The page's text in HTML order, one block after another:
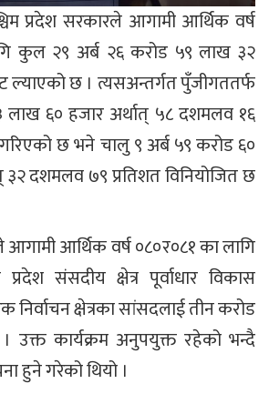
प्रदेश सरकारले आगामी आर्थिक वर्ष
कुल २९ अर्ब २६ करोड ५९ लाख ३२
छ । त्यसअन्तर्गत पुँजीगततर्फ
लाख ६० हजार अर्थात् ५८ दशमलव १६
छ भने चालु ९ अर्ब ५९ करोड ६०
३२ दशमलव ७९ प्रतिशत विनियोजित छ
आर्थिक वर्ष ०८०र०८१ का लागि
संसदीय क्षेत्र पूर्वाधार विकास
निर्वाचन क्षेत्रका सांसदलाई तीन करोड
उक्त कार्यक्रम अनुपयुक्त रहेको भन्दै
हुने गरेको थियो ।